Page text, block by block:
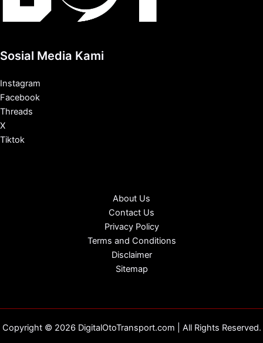
Sosial Media Kami
Instagram
Facebook
Threads
X
Tiktok
About Us
Contact Us
Privacy Policy
Terms and Conditions
Disclaimer
Sitemap
Copyright © 2026 DigitalOtoTransport.com | All Rights Reserved.